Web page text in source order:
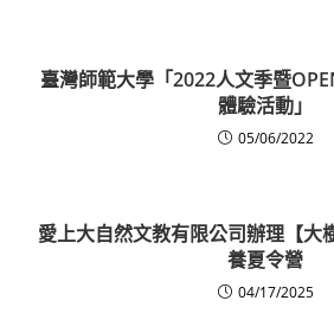
臺灣師範大學「2022人文季暨
體驗活動」
05/06/2022
愛上大自然文教有限公司辦理【大
養夏令營
04/17/2025